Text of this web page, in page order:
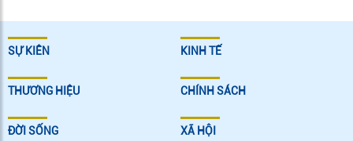
SỰ KIÊN KINH TẾ
THƯƠNG HIỆU CHÍNH SÁCH
ĐỜI SỐNG XÃ HỘI